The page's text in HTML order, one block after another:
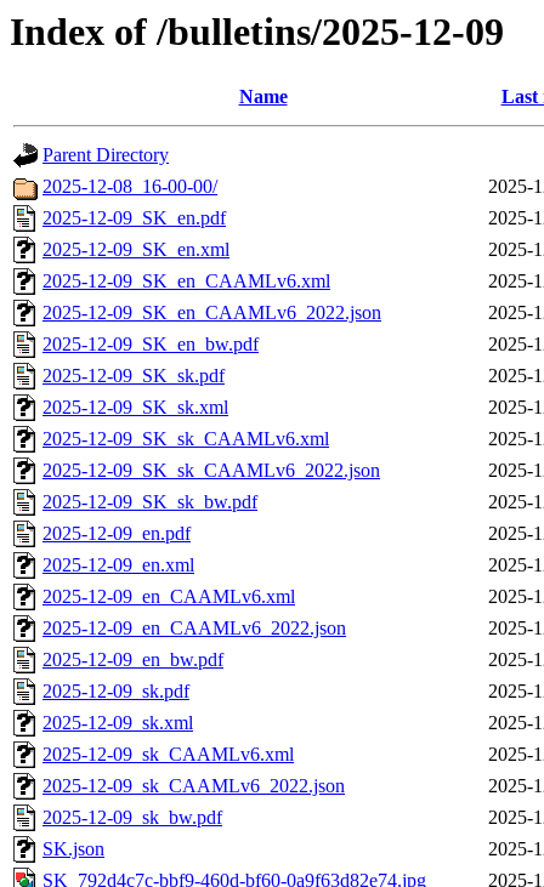
Index of /bulletins/2025-12-09
Name Last
Parent Directory
2025-12-08_16-00-00/
2025-
2025-12-09_SK_en.pdf
2025-
2025-12-09_SK_en.xml
2025-
2025-12-09_SK_en_CAAMLv6.xml
2025-
2025-12-09_SK_en_CAAMLv6_2022.json
2025-
2025-12-09_SK_en_bw.pdf
2025-
2025-12-09_SK_sk.pdf
2025-
2025-12-09_SK_sk.xml
2025-
2025-12-09_SK_sk_CAAMLv6.xml
2025-
2025-12-09_SK_sk_CAAMLv6_2022.json
2025-
2025-12-09_SK_sk_bw.pdf
2025-
2025-12-09_en.pdf
2025-
2025-12-09_en.xml
2025-
2025-12-09_en_CAAMLv6.xml
2025-
2025-12-09_en_CAAMLv6_2022.json
2025-
2025-12-09_en_bw.pdf
2025-
2025-12-09_sk.pdf
2025-
2025-12-09_sk.xml
2025-
2025-12-09_sk_CAAMLv6.xml
2025-
2025-12-09_sk_CAAMLv6_2022.json
2025-
2025-12-09_sk_bw.pdf
2025-
SK.json
2025-
SK_792d4c7c-bbf9-460d-bf60-0a9f63d82e74.jpg
2025-